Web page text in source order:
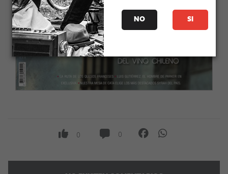
0 0
NO SI